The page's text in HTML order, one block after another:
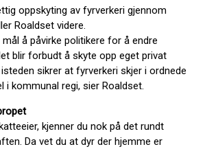
oppskyting av fyrverkeri gjennom
Roaldset videre.
å påvirke politikere for å endre
blir forbudt å skyte opp eget privat
sikrer at fyrverkeri skjer i ordnede
i kommunal regi, sier Roaldset.
kjenner du nok på det rundt
Da vet du at dyr der hjemme er